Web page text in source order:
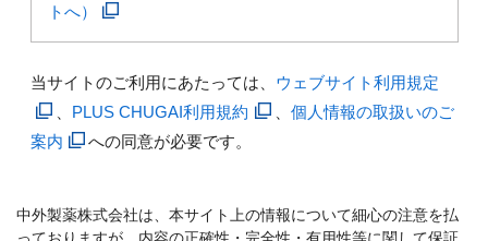
トへ）
当サイトのご利用にあたっては、 ウェブサイト利用規定
PLUS CHUGAI利用規約
個人情報の取扱いのご
案内
への同意が必要です。
中外製薬株式会社は、本サイト上の情報について細心の注意を払
っておりますが、内容の正確性・完全性・有用性等に関して保証